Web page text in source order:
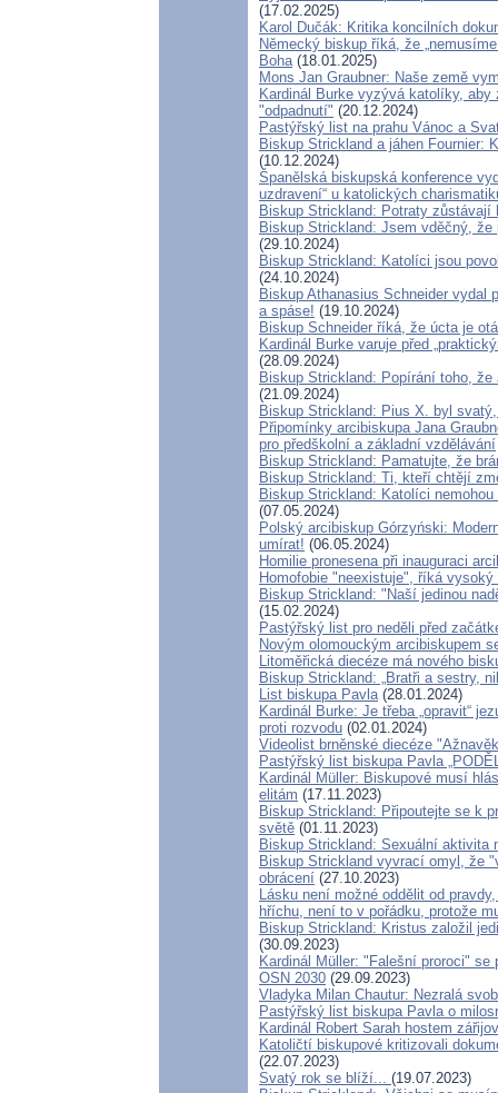
(17.02.2025)
Karol Dučák: Kritika koncilních
Německý biskup říká, že
Boha(18.01.2025)
Mons Jan Graubner: Naše země
Kardinál Burke vyzývá katolíky,
"odpadnutí" (20.12.2024)
Pastýřský list na prahu Vánoc a
Biskup Strickland a jáhen
(10.12.2024)
Španělská biskupská konference
uzdravení“ u katolických
Biskup Strickland: Potraty zůstávají
Biskup Strickland: Jsem vděčný,
(29.10.2024)
Biskup Strickland: Katolíci jsou
(24.10.2024)
Biskup Athanasius Schneider
a spáse! (19.10.2024)
Biskup Schneider říká, že úcta je
Kardinál Burke varuje před
(28.09.2024)
Biskup Strickland: Popírání toho,
(21.09.2024)
Biskup Strickland: Pius X. byl
Připomínky arcibiskupa Jana
pro předškolní a základní vzdělávání
Biskup Strickland: Pamatujte, že
Biskup Strickland: Ti, kteří chtějí
Biskup Strickland: Katolíci
(07.05.2024)
Polský arcibiskup Górzyński:
umírat! (06.05.2024)
Homilie pronesena při inauguraci
Homofobie "neexistuje", říká
Biskup Strickland: "Naší jedinou
(15.02.2024)
Pastýřský list pro neděli před
Novým olomouckým arcibiskupem
Litoměřická diecéze má nového
Biskup Strickland: „Bratři a sestry,
List biskupa Pavla(28.01.2024)
Kardinál Burke: Je třeba „opravit“
proti rozvodu (02.01.2024)
Videolist brněnské diecéze
Pastýřský list biskupa Pavla
Kardinál Müller: Biskupové musí
elitám (17.11.2023)
Biskup Strickland: Připoutejte se k
světě (01.11.2023)
Biskup Strickland: Sexuální
Biskup Strickland vyvrací omyl, že
obrácení (27.10.2023)
Lásku není možné oddělit od
hříchu, není to v pořádku, protože
Biskup Strickland: Kristus založil
(30.09.2023)
Kardinál Müller: "Falešní proroci"
OSN 2030 (29.09.2023)
Vladyka Milan Chautur: Nezralá
Pastýřský list biskupa Pavla o
Kardinál Robert Sarah hostem
Katoličtí biskupové kritizovali
(22.07.2023)
Svatý rok se blíží... (19.07.2023)